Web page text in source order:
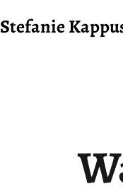
Inhalt
Stefanie